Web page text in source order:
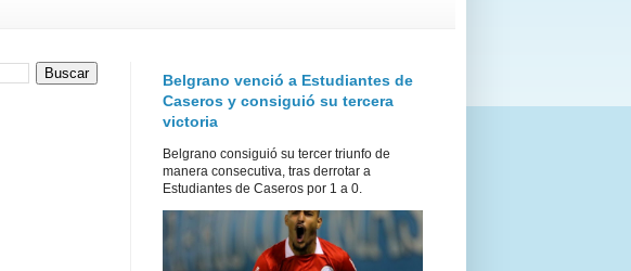
Belgrano venció a Estudiantes de
Caseros y consiguió su tercera
victoria
Belgrano consiguió su tercer triunfo de
manera consecutiva, tras derrotar a
Estudiantes de Caseros por 1 a 0.